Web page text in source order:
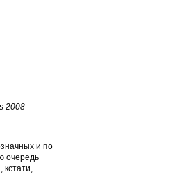
2008
и по
очередь
кстати,